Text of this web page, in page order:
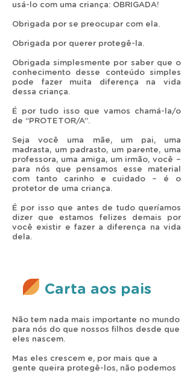
usá-lo com uma criança: OBRIGADA!
Obrigada por se preocupar com ela.
Obrigada por querer protegê-la.
Obrigada simplesmente por saber que o
conhecimento desse conteúdo simples
pode fazer muita diferença na vida
dessa criança.
É por tudo isso que vamos chamá-la/o
de “PROTETOR/A”.
Seja você uma mãe, um pai, uma
madrasta, um padrasto, um parente, uma
professora, uma amiga, um irmão, você –
para nós que pensamos esse material
com tanto carinho e cuidado – é o
protetor de uma criança.
É por isso que antes de tudo queríamos
dizer que estamos felizes demais por
você existir e fazer a diferença na vida
dela.
Carta aos pais
Não tem nada mais importante no mundo
para nós do que nossos filhos desde que
eles nascem.
Mas eles crescem e, por mais que a
gente queira protegê-los, não podemos